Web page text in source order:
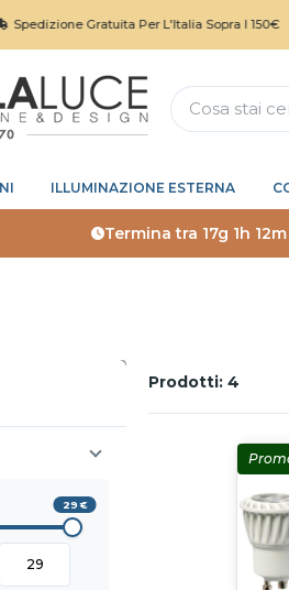
Gratuita Per L'Italia Sopra I 150€
ILLUMINAZIONE ESTERNA
Termina tra 17g 1h
29
Prodotti: 4